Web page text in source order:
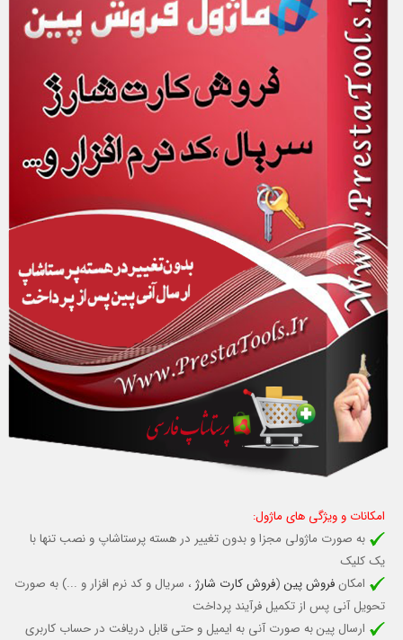
امکانات و ویژگی های ماژول:
به صورت ماژولی مجزا و بدون تغییر در هسته پرستاشاپ و نصب تنها با
یک کلیک
امکانفروش پین(فروش کارت شارژ ، سریال و کد نرم افزار و ...) به صورت
تحویل آنی پس از تکمیل فرآیند پرداخت
ارسال پین به صورت آنی به ایمیل و حتی قابل دریافت در حساب کاربری